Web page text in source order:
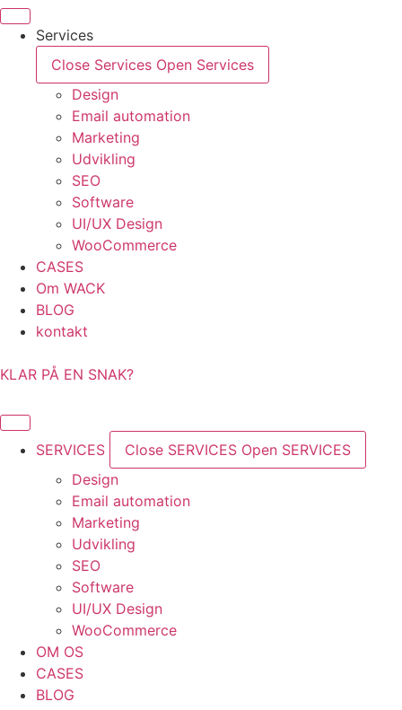
Videre
indhold
Services
Close Services Open Services
Design
Email automation
Marketing
Udvikling
SEO
Software
UI/UX Design
WooCommerce
CASES
Om WACK
BLOG
kontakt
KLAR PÅ EN SNAK?
SERVICES Close SERVICES Open SERVICES
Design
Email automation
Marketing
Udvikling
SEO
Software
UI/UX Design
WooCommerce
OM OS
CASES
BLOG